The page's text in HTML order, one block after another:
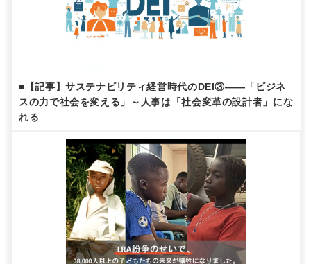
■【記事】サステナビリティ経営時代のDEI③——「ビジネ
スの力で社会を変える」～人事は「社会変革の設計者」にな
れる